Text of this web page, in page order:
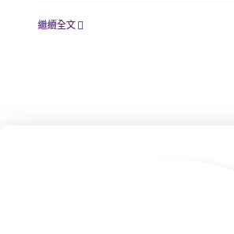
繼續全文